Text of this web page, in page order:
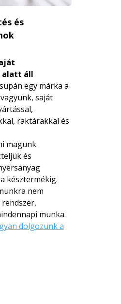
és
alatt áll
egy márka a
saját
raktárakkal és
magunk
és
késztermékig.
nem
rendszer,
munka.
dolgozunk a